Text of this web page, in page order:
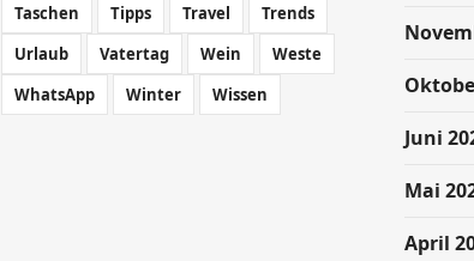
Taschen
Tipps Travel
Trends
Urlaub
Vatertag Wein
Weste
WhatsApp
Winter Wissen
Juni
Mai
April